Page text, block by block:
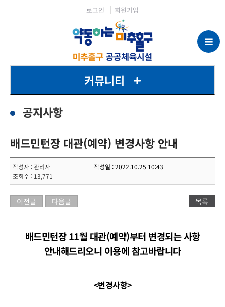
로그인 회원가입
커뮤니티
공지사항
배드민턴장 대관(예약) 변경사항 안내
작성자 : 관리자
작성일 : 2022.10.25 10:43
조회수 : 13,771
이전글 다음글 목록
배드민턴장 11월 대관(예약)부터 변경되는 사항
안내해드리오니 이용에 참고바랍니다
<변경사항>